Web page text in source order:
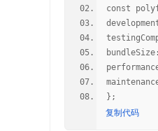
const
};
复制代码